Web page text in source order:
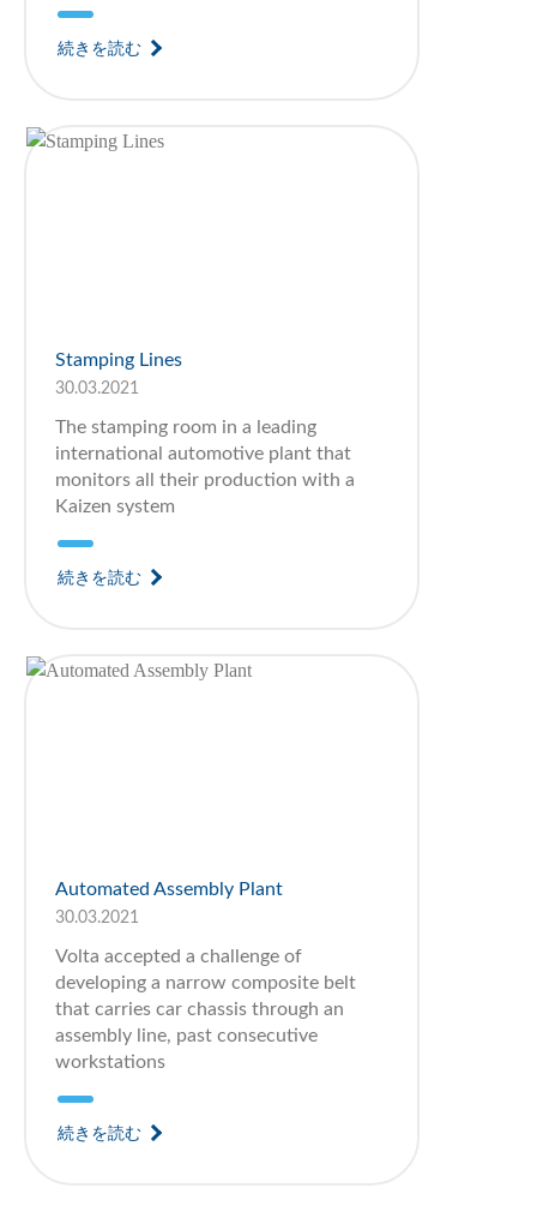
続きを読む
Stamping Lines
30.03.2021
The stamping room in a leading
international automotive plant that
monitors all their production with a
Kaizen system
続きを読む
Automated Assembly Plant
30.03.2021
Volta accepted a challenge of
developing a narrow composite belt
that carries car chassis through an
assembly line, past consecutive
workstations
続きを読む